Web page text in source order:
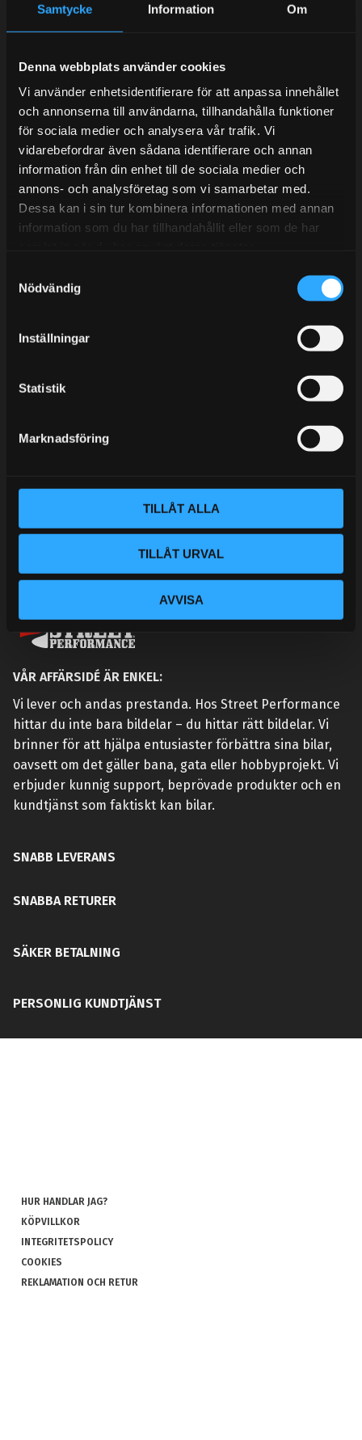
Samtycke Information Om
Denna webbplats använder cookies
Vi använder enhetsidentifierare för att anpassa innehållet
och annonserna till användarna, tillhandahålla funktioner
för sociala medier och analysera vår trafik. Vi
vidarebefordrar även sådana identifierare och annan
information från din enhet till de sociala medier och
annons- och analysföretag som vi samarbetar med.
Dessa kan i sin tur kombinera informationen med annan
information som du har tillhandahållit eller som de har
Nödvändig
Inställningar
Statistik
Marknadsföring
TILLÅT ALLA
TILLÅT URVAL
AVVISA
Kundtjänst telefon:
Under V.27 - V.33 nås vi enbart på mejl. Ordrar skickas
under sommaren men med viss fördröjning. 2/7 -9/7 är
det helt stängt.
Mån-Tors: 10:30-15:00
Lunchstängt 12:00-13:00
Tel:031- 51 66 60
E-post:info@streetperformance.se
BLOGG
KUNDTJÄNST
VÅR AFFÄRSIDÉ ÄR ENKEL:
Vi lever och andas prestanda. Hos Street Performance
hittar du inte bara bildelar – du hittar rätt bildelar. Vi
brinner för att hjälpa entusiaster förbättra sina bilar,
oavsett om det gäller bana, gata eller hobbyprojekt. Vi
erbjuder kunnig support, beprövade produkter och en
kundtjänst som faktiskt kan bilar.
SNABB LEVERANS
SNABBA RETURER
SÄKER BETALNING
PERSONLIG KUNDTJÄNST
HUR HANDLAR JAG?
KÖPVILLKOR
INTEGRITETSPOLICY
COOKIES
REKLAMATION OCH RETUR